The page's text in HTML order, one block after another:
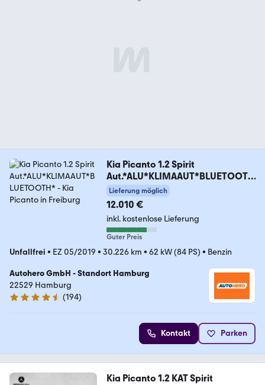
Kia Picanto 1.2 Spirit
Aut.*ALU*KLIMAAUT*BLUETOOTH
*Lieferung möglich
12.010 €
inkl. kostenlose Lieferung
Guter Preis
Unfallfrei • EZ 05/2019 • 30.226 km • 62 kW (84 PS) • Benzin
Autohero GmbH - Standort Hamburg
22529 Hamburg
4.6 Sterne
(194)
Kontakt Parken
Kia Picanto 1.2 KAT Spirit